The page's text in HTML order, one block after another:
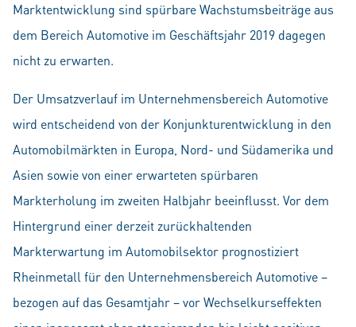
Marktentwicklung sind spürbare Wachstumsbeiträge aus
dem Bereich Automotive im Geschäftsjahr 2019 dagegen
nicht zu erwarten.
Der Umsatzverlauf im Unternehmensbereich Automotive
wird entscheidend von der Konjunkturentwicklung in den
Automobilmärkten in Europa, Nord- und Südamerika und
Asien sowie von einer erwarteten spürbaren
Markterholung im zweiten Halbjahr beeinflusst. Vor dem
Hintergrund einer derzeit zurückhaltenden
Markterwartung im Automobilsektor prognostiziert
Rheinmetall für den Unternehmensbereich Automotive –
bezogen auf das Gesamtjahr – vor Wechselkurseffekten